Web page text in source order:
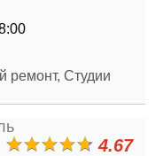
ремонт, Студии
4.67